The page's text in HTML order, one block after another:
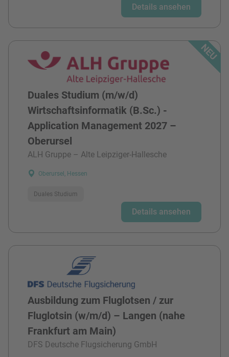
Details ansehen
Duales Studium (m/w/d)
Wirtschaftsinformatik (B.Sc.) -
Application Management 2027 –
Oberursel
ALH Gruppe – Alte Leipziger-Hallesche
Oberursel, Hessen
Duales Studium
Details ansehen
Ausbildung zum Fluglotsen / zur
Fluglotsin (w/m/d) – Langen (nahe
Frankfurt am Main)
DFS Deutsche Flugsicherung GmbH